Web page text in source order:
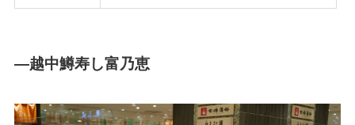
―越中鱒寿し富乃恵